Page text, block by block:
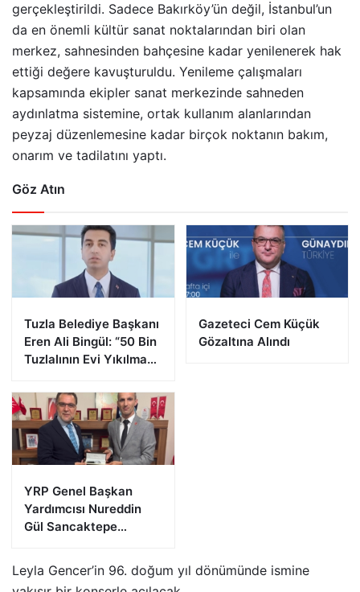
gerçekleştirildi. Sadece Bakırköy’ün değil, İstanbul’un
da en önemli kültür sanat noktalarından biri olan
merkez, sahnesinden bahçesine kadar yenilenerek hak
ettiği değere kavuşturuldu. Yenileme çalışmaları
kapsamında ekipler sanat merkezinde sahneden
aydınlatma sistemine, ortak kullanım alanlarından
peyzaj düzenlemesine kadar birçok noktanın bakım,
onarım ve tadilatını yaptı.
Göz Atın
Tuzla Belediye Başkanı
Eren Ali Bingül: “50 Bin
Tuzlalının Evi Yıkılma
Gazeteci Cem Küçük
Gözaltına Alındı
YRP Genel Başkan
Yardımcısı Nureddin
Gül Sancaktepe
Geldi
Leyla Gencer’in 96. doğum yıl dönümünde ismine